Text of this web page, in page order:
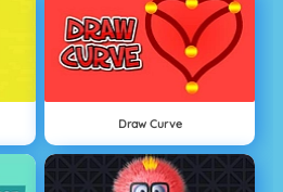
Draw Curve